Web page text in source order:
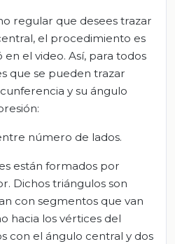
regular que desees trazar
el procedimiento es
el video. Así, para todos
que se pueden trazar
y su ángulo
número de lados.
están formados por
Dichos triángulos son
con segmentos que van
hacia los vértices del
con el ángulo central y dos